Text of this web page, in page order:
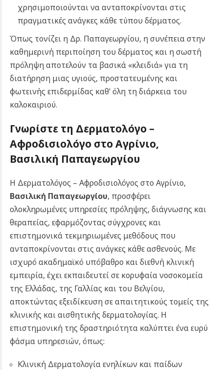
χρησιμοποιούνται να ανταποκρίνονται στις
πραγματικές ανάγκες κάθε τύπου δέρματος.
Όπως τονίζει η Δρ. Παπαγεωργίου, η συνέπεια στην
καθημερινή περιποίηση του δέρματος και η σωστή
πρόληψη αποτελούν τα βασικά «κλειδιά» για τη
διατήρηση μιας υγιούς, προστατευμένης και
φωτεινής επιδερμίδας καθ’ όλη τη διάρκεια του
καλοκαιριού.
Γνωρίστε τη Δερματολόγο –
Αφροδισιολόγο στο Αγρίνιο,
Βασιλική Παπαγεωργίου
Η Δερματολόγος – Αφροδισιολόγος στο Αγρίνιο,
Βασιλική Παπαγεωργίου, προσφέρει
ολοκληρωμένες υπηρεσίες πρόληψης, διάγνωσης και
θεραπείας, εφαρμόζοντας σύγχρονες και
επιστημονικά τεκμηριωμένες μεθόδους που
ανταποκρίνονται στις ανάγκες κάθε ασθενούς. Με
ισχυρό ακαδημαϊκό υπόβαθρο και διεθνή κλινική
εμπειρία, έχει εκπαιδευτεί σε κορυφαία νοσοκομεία
της Ελλάδας, της Γαλλίας και του Βελγίου,
αποκτώντας εξειδίκευση σε απαιτητικούς τομείς της
κλινικής και αισθητικής δερματολογίας. Η
επιστημονική της δραστηριότητα καλύπτει ένα ευρύ
φάσμα υπηρεσιών, όπως:
Κλινική Δερματολογία ενηλίκων και παίδων